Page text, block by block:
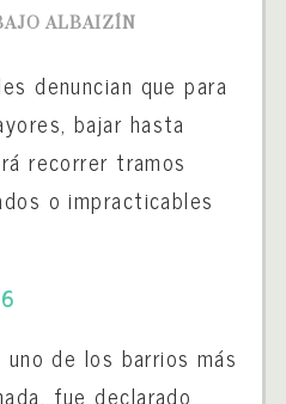
ALBAIZÍN
denuncian que para
bajar hasta
recorrer tramos
o impracticables
de los barrios más
fue declarado